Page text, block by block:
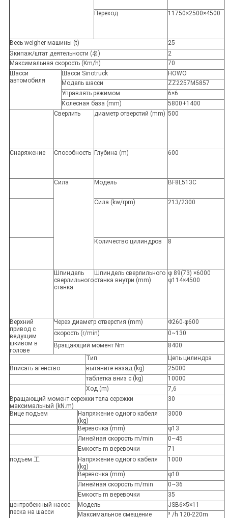
Переход 11750×2500×4500
Весь weigher машины (t)
25
Экипаж/штат деятельности (名)
2
Максимальная скорость (Km/h)
70
Шасси
автомобиля
Шасси Sinotruck
HOWO
Модель шасси
ZZ2257M5857
Управлять режимом
6×6
Колесная база (mm)
5800+1400
Сверлить
диаметр отверстий (mm) 500
Снаряжение Способность Глубина (m) 600
Сила Модель BF8L513C
Сила (kw/rpm) 213/2300
Количество цилиндров 8
Шпиндель
сверлильного
станка
Шпиндель сверлильного
станка внутри (mm)
φ 89(73) ×6000
φ114×4500
Верхний
привод с
ведущим
шкивом в
голове
Через диаметр отверстия (mm)
Φ260-φ600
скорость (r/min)
0~130
Вращающий момент Nm
8400
Тип
Цепь цилиндра
Вписать агенство
вытяните назад (kg)
25000
таблетка вниз с (kg)
10000
Ход (m)
7,6
Вращающий момент сережки тела сережки
максимальный (kN.m)
30
Вице подъем
Напряжение одного кабеля
(kg)
3000
Веревочка (mm)
φ13
Линейная скорость m/min
0~45
Емкость m веревочки
71
подъем 工
Напряжение одного кабеля
(kg)
1000
Веревочка (mm)
φ10
Линейная скорость m/min
0~36
Емкость m веревочки
35
центробежный насос
песка на шасси
Модель
JSB6×5×11
Максимальное смещение
³ /h 120-220m